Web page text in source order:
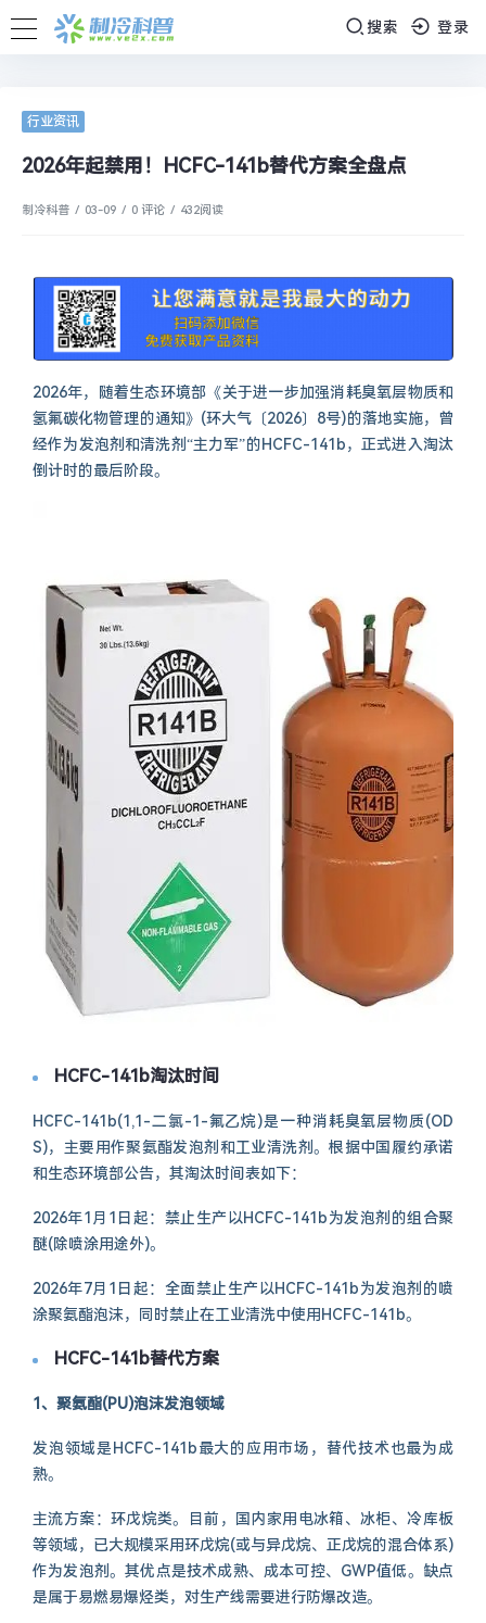
搜索 登录
行业资讯
2026年起禁用！HCFC-141b替代方案全盘点
制冷科普 / 03-09 / 0 评论 / 432阅读
2026年，随着生态环境部《关于进一步加强消耗臭氧层物质和
氢氟碳化物管理的通知》(环大气〔2026〕8号)的落地实施，曾
经作为发泡剂和清洗剂“主力军”的HCFC-141b，正式进入淘汰
倒计时的最后阶段。
HCFC-141b淘汰时间
HCFC-141b(1,1-二氯-1-氟乙烷)是一种消耗臭氧层物质(OD
S)，主要用作聚氨酯发泡剂和工业清洗剂。根据中国履约承诺
和生态环境部公告，其淘汰时间表如下：
2026年1月1日起：禁止生产以HCFC-141b为发泡剂的组合聚
醚(除喷涂用途外)。
2026年7月1日起：全面禁止生产以HCFC-141b为发泡剂的喷
涂聚氨酯泡沫，同时禁止在工业清洗中使用HCFC-141b。
HCFC-141b替代方案
1、聚氨酯(PU)泡沫发泡领域
发泡领域是HCFC-141b最大的应用市场，替代技术也最为成
熟。
主流方案：环戊烷类。目前，国内家用电冰箱、冰柜、冷库板
等领域，已大规模采用环戊烷(或与异戊烷、正戊烷的混合体系)
作为发泡剂。其优点是技术成熟、成本可控、GWP值低。缺点
是属于易燃易爆烃类，对生产线需要进行防爆改造。